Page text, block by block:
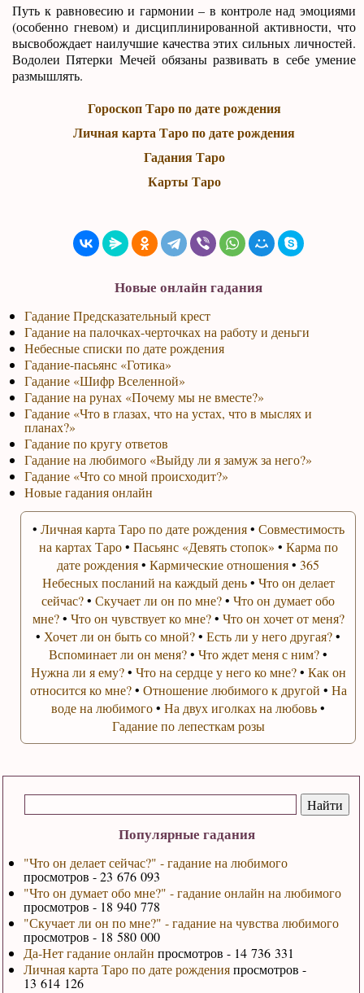
Популярные гадания
"Что он делает сейчас?" - гадание на любимого
просмотров - 23 676 093
"Что он думает обо мне?" - гадание онлайн на любимого
просмотров - 18 940 778
"Скучает ли он по мне?" - гадание на чувства любимого
просмотров - 18 580 000
Да-Нет гадание онлайн просмотров - 14 736 331
Личная карта Таро по дате рожденияпросмотров -
13 614 126
Путь к равновесию и гармонии – в контроле над эмоциями
(особенно гневом) и дисциплинированной активности, что
высвобождает наилучшие качества этих сильных личностей.
Водолеи Пятерки Мечей обязаны развивать в себе умение
размышлять.
Гороскоп Таро по дате рождения
Личная карта Таро по дате рождения
Гадания Таро
Карты Таро
Новые онлайн гадания
Гадание Предсказательный крест
Гадание на палочках-черточках на работу и деньги
Небесные списки по дате рождения
Гадание-пасьянс «Готика»
Гадание «Шифр Вселенной»
Гадание на рунах «Почему мы не вместе?»
Гадание «Что в глазах, что на устах, что в мыслях и
планах?»
Гадание по кругу ответов
Гадание на любимого «Выйду ли я замуж за него?»
Гадание «Что со мной происходит?»
Новые гадания онлайн
• Личная карта Таро по дате рождения• Совместимость
на картах Таро• Пасьянс «Девять стопок» • Карма по
дате рождения•Кармические отношения•365
Небесных посланий на каждый день• Что он делает
сейчас?•Скучает ли он по мне?•Что он думает обо
мне?• Что он чувствует ко мне?• Что он хочет от меня?
• Хочет ли он быть со мной?•Есть ли у него другая?•
Вспоминает ли он меня?•Что ждет меня с ним?•
Нужна ли я ему?• Что на сердце у него ко мне?• Как он
относится ко мне?• Отношение любимого к другой • На
воде на любимого•На двух иголках на любовь•
Гадание по лепесткам розы